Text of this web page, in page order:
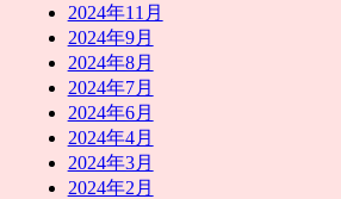
2024年11月
2024年9月
2024年8月
2024年7月
2024年6月
2024年4月
2024年3月
2024年2月